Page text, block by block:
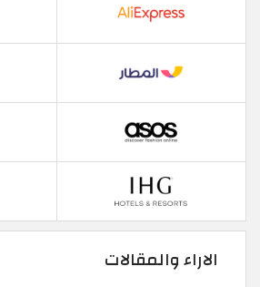
الاراء والمقالات